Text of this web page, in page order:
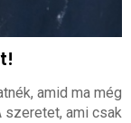
amid ma még
szeretet, ami csak